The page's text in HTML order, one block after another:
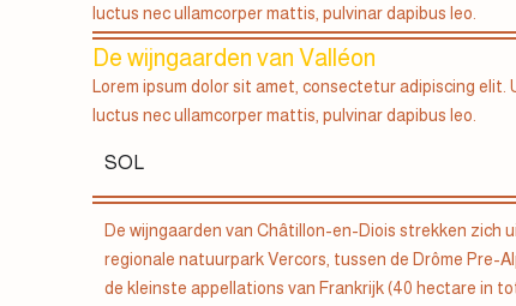
luctus nec ullamcorper mattis, pulvinar dapibus leo.
De wijngaarden van Valléon
Lorem ipsum dolor sit amet, consectetur adipiscing elit.
luctus nec ullamcorper mattis, pulvinar dapibus leo.
SOL
De wijngaarden van Châtillon-en-Diois strekken zich
regionale natuurpark Vercors, tussen de Drôme Pre-
de kleinste appellations van Frankrijk (40 hectare in